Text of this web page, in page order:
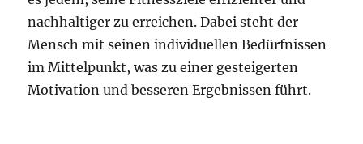
nachhaltiger zu erreichen. Dabei steht der
Mensch mit seinen individuellen Bedürfnissen
im Mittelpunkt, was zu einer gesteigerten
Motivation und besseren Ergebnissen führt.